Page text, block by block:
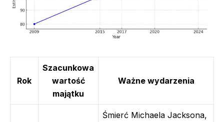
Rok
Szacunkowa
wartość
majątku
Ważne wydarzenia
Śmierć Michaela Jacksona,